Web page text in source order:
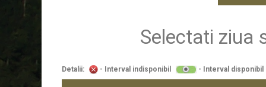
Selectati ziua
Detalii: - Interval indisponibil - Interval disponibil